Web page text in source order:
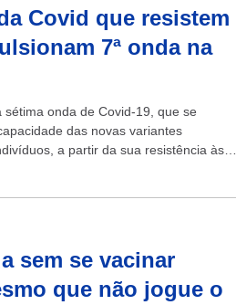
Covid que resistem
7ª onda na
onda de Covid-19, que se
das novas variantes
a partir da sua resistência às
sem se vacinar
que não jogue o